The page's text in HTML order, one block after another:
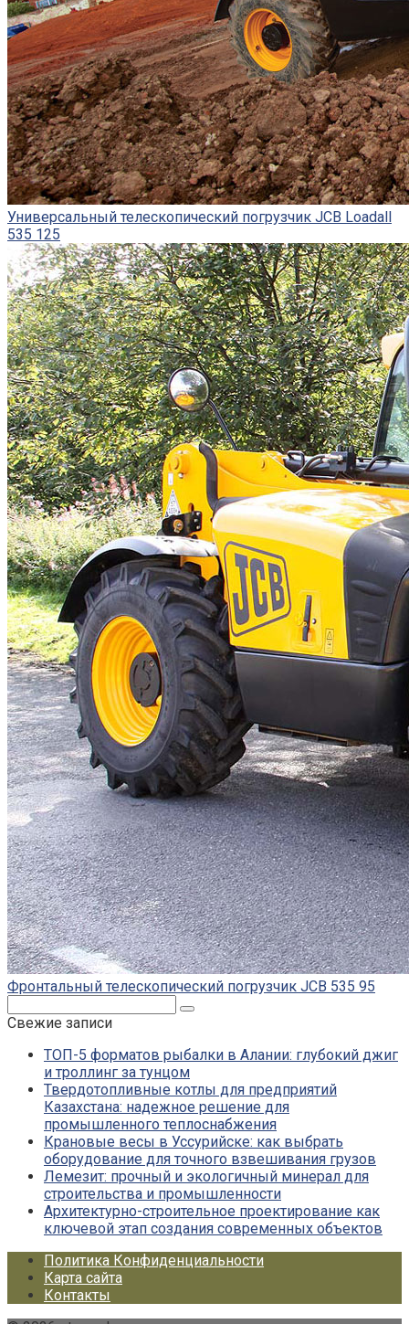
Универсальный телескопический погрузчик JCB Loadall
535 125
Фронтальный телескопический погрузчик JCB 535 95
Свежие записи
ТОП-5 форматов рыбалки в Алании: глубокий джиг
и троллинг за тунцом
Твердотопливные котлы для предприятий
Казахстана: надежное решение для
промышленного теплоснабжения
Крановые весы в Уссурийске: как выбрать
оборудование для точного взвешивания грузов
Лемезит: прочный и экологичный минерал для
строительства и промышленности
Архитектурно-строительное проектирование как
ключевой этап создания современных объектов
Политика Конфиденциальности
Карта сайта
Контакты